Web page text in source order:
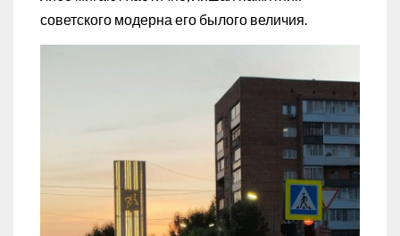
советского модерна его былого величия.